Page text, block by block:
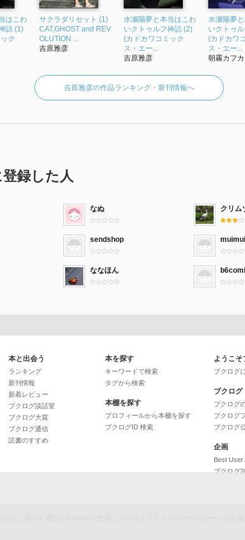
はこわ
話 (1)
ク
サクラダリセット (1)
CAT,GHOST and REV
OLUTION ...
吉原雅彦
水瀬陽夢と本当はこわ
いクトゥルフ神話 (2)
(カドカワコミック
ス・エー...
吉原雅彦
水瀬陽夢
いクトゥ
(カドカワ
ス・エー...
朝霧カフカ
吉原雅彦の作品ランキング・新刊情報へ
録した人
なぬ クリム
sendshop
ななほん
本と出会う
ランキング
新刊情報
新着レビュー
ブクログ談話室
ブクログ大賞
ブクログ通信
読書のすすめ
本を探す
キーワードで検索
タグから検索
本棚を探す
プロフィールから本棚を探す
ブクログID 検索
ようこそ
ブクログ
ブクログ
ブクログ
ブクログ
ブクログ
企画
Best User
ブクログ